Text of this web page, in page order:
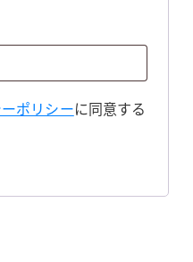
ポリシーに同意する